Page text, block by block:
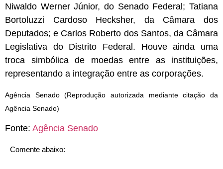
Niwaldo Werner Júnior, do Senado Federal; Tatiana
Bortoluzzi Cardoso Hecksher, da Câmara dos
Deputados; e Carlos Roberto dos Santos, da Câmara
Legislativa do Distrito Federal. Houve ainda uma
troca simbólica de moedas entre as instituições,
representando a integração entre as corporações.
Agência Senado (Reprodução autorizada mediante citação da
Agência Senado)
Fonte: Agência Senado
Comente abaixo: